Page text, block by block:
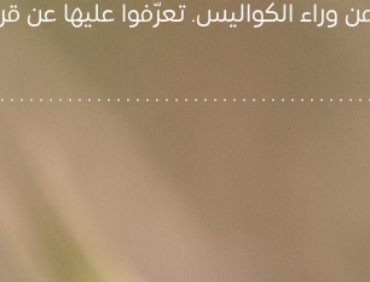
وراء الكواليس. تعرّفوا عليها